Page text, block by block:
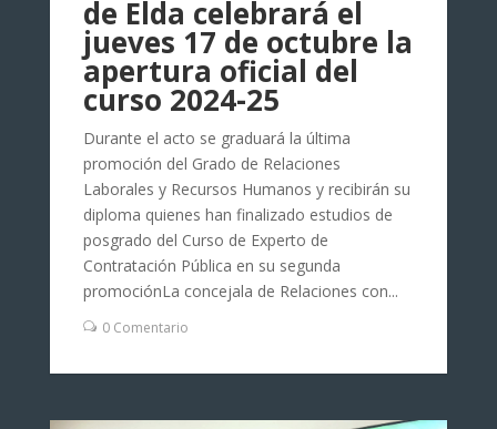
de Elda celebrará el
jueves 17 de octubre la
apertura oficial del
curso 2024-25
Durante el acto se graduará la última
promoción del Grado de Relaciones
Laborales y Recursos Humanos y recibirán su
diploma quienes han finalizado estudios de
posgrado del Curso de Experto de
Contratación Pública en su segunda
promociónLa concejala de Relaciones con...
0 Comentario